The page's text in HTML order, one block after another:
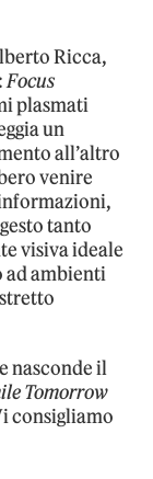
Ricca,
Focus
plasmati
un
all’altro
venire
tanto
visiva ideale
ad ambienti
nasconde il
Tomorrow
consigliamo